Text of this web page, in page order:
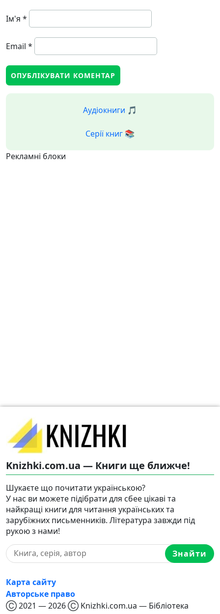
Ім'я *
Email *
Аудіокниги 🎵
Серії книг 📚
Рекламні блоки
Knizhki.com.ua — Книги ще ближче!
Шукаєте що почитати українською?
У нас ви можете підібрати для сбее цікаві та
найкращі книги для читання українських та
зарубіжних письменників. Література завжди під
рукою з нами!
Знайти
Карта сайту
Авторське право
Ⓒ 2021 — 2026 Ⓒ Knizhki.com.ua — Бібліотека